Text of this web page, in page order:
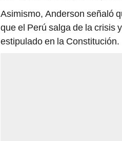
Asimismo, Anderson señaló
que el Perú salga de la crisis
estipulado en la Constitución.